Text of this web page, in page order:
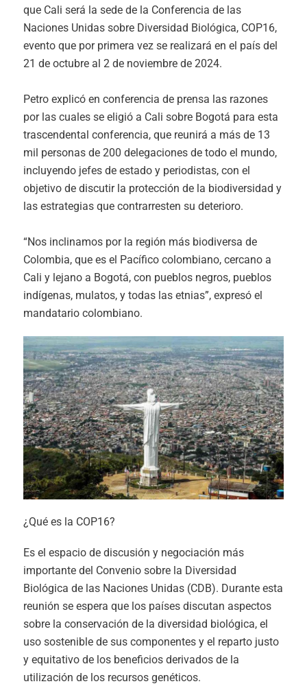
que Cali será la sede de la Conferencia de las
Naciones Unidas sobre Diversidad Biológica, COP16,
evento que por primera vez se realizará en el país del
21 de octubre al 2 de noviembre de 2024.
Petro explicó en conferencia de prensa las razones
por las cuales se eligió a Cali sobre Bogotá para esta
trascendental conferencia, que reunirá a más de 13
mil personas de 200 delegaciones de todo el mundo,
incluyendo jefes de estado y periodistas, con el
objetivo de discutir la protección de la biodiversidad y
las estrategias que contrarresten su deterioro.
“Nos inclinamos por la región más biodiversa de
Colombia, que es el Pacífico colombiano, cercano a
Cali y lejano a Bogotá, con pueblos negros, pueblos
indígenas, mulatos, y todas las etnias”, expresó el
mandatario colombiano.
¿Qué es la COP16?
Es el espacio de discusión y negociación más
importante del Convenio sobre la Diversidad
Biológica de las Naciones Unidas (CDB). Durante esta
reunión se espera que los países discutan aspectos
sobre la conservación de la diversidad biológica, el
uso sostenible de sus componentes y el reparto justo
y equitativo de los beneficios derivados de la
utilización de los recursos genéticos.